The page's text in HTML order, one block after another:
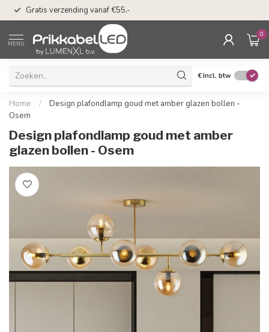
Gratis verzending vanaf €55,-
MENU
0
€Incl. btw
Home /
Design plafondlamp goud met amber glazen bollen -
Osem
Design plafondlamp goud met amber
glazen bollen - Osem